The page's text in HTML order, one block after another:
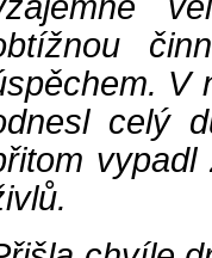
V
celý
vypadl